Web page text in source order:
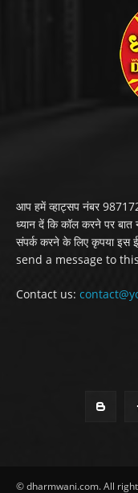
आप हमें व्हाट्सप नंबर
ध्यान दें कि कॉल करने पर बात
संपर्क करने के लिए कृपया
send a message to
Contact us:
© dharmwani.com. All